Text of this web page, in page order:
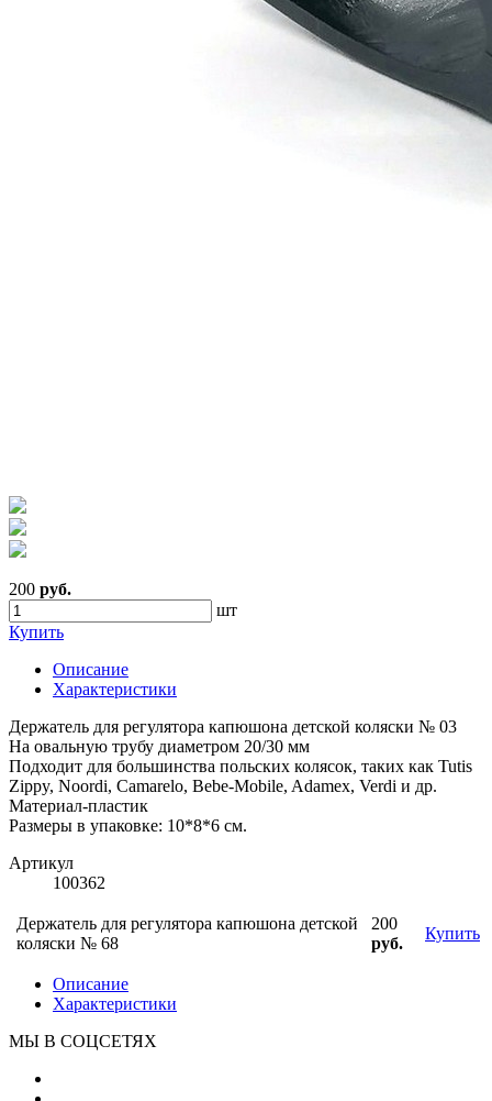
200 руб.
шт
Купить
Описание
Характеристики
Держатель для регулятора капюшона детской коляски № 03
На овальную трубу диаметром 20/30 мм
Подходит для большинства польских колясок, таких как Tutis
Zippy, Noordi, Camarelo, Bebe-Mobile, Adamex, Verdi и др.
Материал-пластик
Размеры в упаковке: 10*8*6 см.
Артикул
100362
Держатель для регулятора капюшона детской
коляски № 68
200
руб.
Купить
Описание
Характеристики
МЫ В СОЦСЕТЯХ